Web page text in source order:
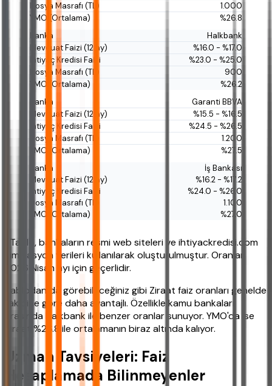
1.000
%26.8
Halkbank
%16.0 - %17.0
%23.0 - %25.0
900
%26.2
Garanti BBVA
%15.5 - %16.5
%24.5 - %26.5
1.200
%27.5
İş Bankası
%16.2 - %17.2
%24.0 - %26.0
1.100
%27.0
*Tablo, bankaların resmi web siteleri ve ihtiyackredisi.com
simülasyon verileri kullanılarak oluşturulmuştur. Oranlar
2026 Nisan ayı için geçerlidir.
Tablodan da görebileceğiniz gibi Ziraat faiz oranları genelde
rakibine göre daha avantajlı. Özellikle kamu bankaları
arasında Halkbank ile benzer oranlar sunuyor. YMO'da ise
Ziraat %26.8 ile ortalamanın biraz altında kalıyor.
Uzman Tavsiyeleri: Faiz
Hesaplamada Bilinmeyenler